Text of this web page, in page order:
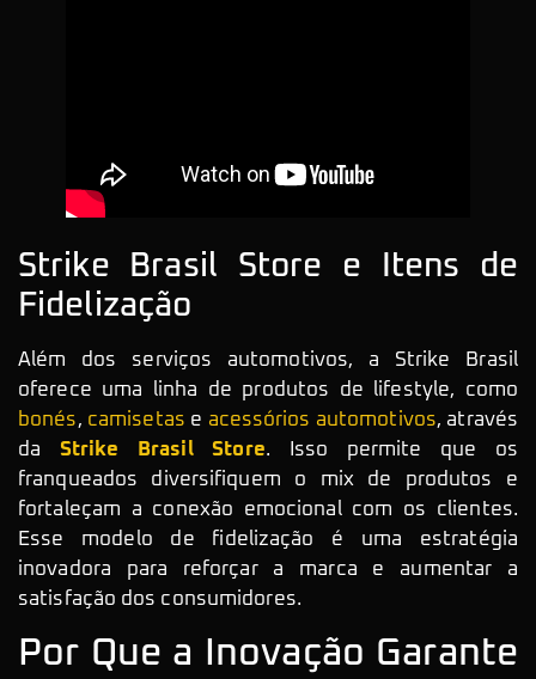
Strike Brasil Store e Itens de
Fidelização
Além dos serviços automotivos, a Strike Brasil
oferece uma linha de produtos de lifestyle, como
bonés, camisetas e acessórios automotivos, através
da Strike Brasil Store. Isso permite que os
franqueados diversifiquem o mix de produtos e
fortaleçam a conexão emocional com os clientes.
Esse modelo de fidelização é uma estratégia
inovadora para reforçar a marca e aumentar a
satisfação dos consumidores.
Por Que a Inovação Garante